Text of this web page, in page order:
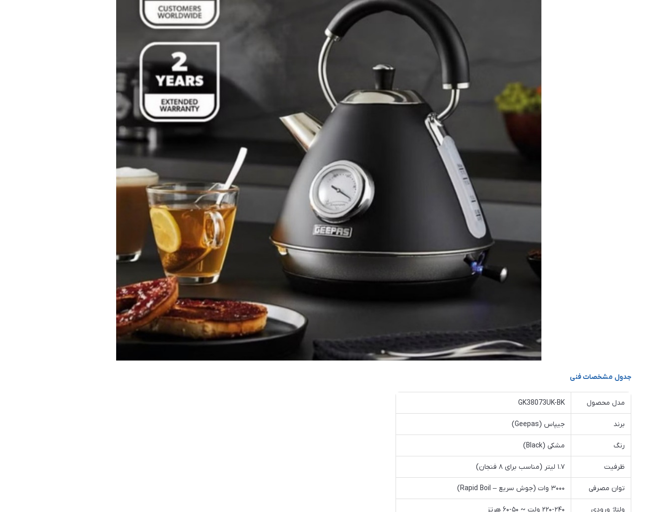
جدول مشخصات فنی
مدل محصول GK38073UK-BK
برند جیپاس (Geepas)
رنگ مشکی (Black)
ظرفیت ۱.۷ لیتر (مناسب برای ۸ فنجان)
توان مصرفی ۳۰۰۰ وات (جوش سریع – Rapid Boil)
ولتاژ ورودی ۲۲۰-۲۴۰ ولت ~ ۵۰-۶۰ هرتز